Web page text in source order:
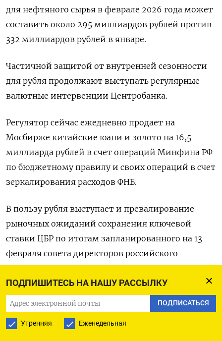
ПОДПИШИТЕСЬ НА НАШУ РАССЫЛКУ
ПОДПИСАТЬСЯ
Утренняя Еженедельная
для нефтяного сырья в феврале 2026 года может
составить около 295 миллиардов рублей против
332 миллиардов рублей в январе.
Частичной защитой от внутренней сезонности
для рубля продолжают выступать регулярные
валютные ‍интервенции Центробанка.
Регулятор сейчас ежедневно продает на
Мосбирже китайские юани ‍и золото на 16,5
миллиарда рублей в счет операций Минфина РФ
по бюджетному правилу и своих операций в счет
зеркалирования расходов ФНБ.
В пользу рубля выступает и превалирование
рыночных ‍ожиданий сохранения ключевой
ставки ЦБР по итогам запланированного на 13
февраля совета директоров российского
регулятора.
Согласно опросу Рейтер, ЦБР в ближайшую
пятницу может сохранить ключевую ставку на
уровне 16% годовых - так считают 16 аналитиков